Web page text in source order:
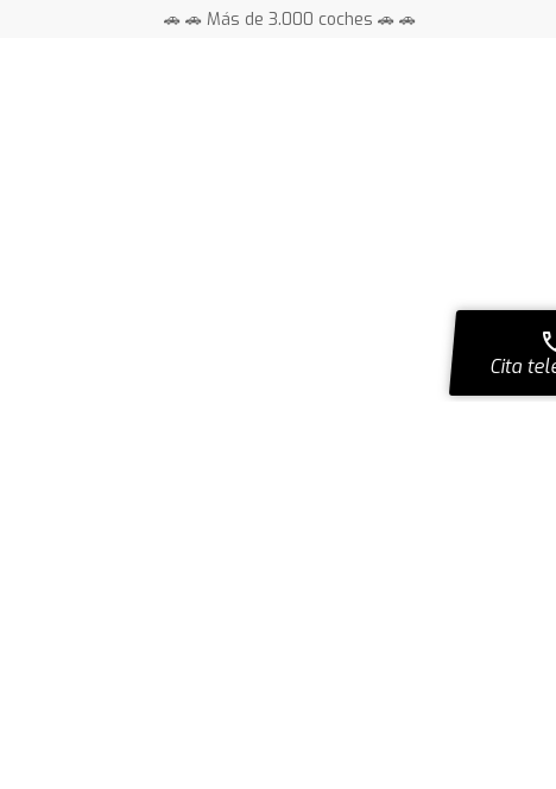
🚗 🚗 Más de 3.000 coches 🚗 🚗
Cita